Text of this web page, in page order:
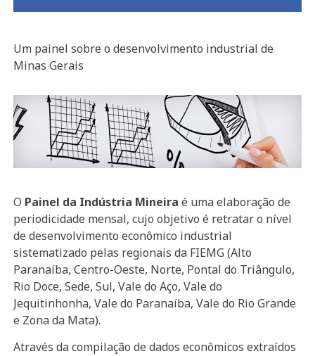
Um painel sobre o desenvolvimento industrial de
Minas Gerais
O Painel da Indústria Mineira é uma elaboração de
periodicidade mensal, cujo objetivo é retratar o nível
de desenvolvimento econômico industrial
sistematizado pelas regionais da FIEMG (Alto
Paranaíba, Centro-Oeste, Norte, Pontal do Triângulo,
Rio Doce, Sede, Sul, Vale do Aço, Vale do
Jequitinhonha, Vale do Paranaíba, Vale do Rio Grande
e Zona da Mata).
Através da compilação de dados econômicos extraídos